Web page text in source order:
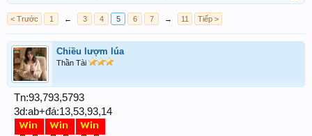
< Trước 1 ← 3 4 5 6 7 → 11 Tiếp >
Chiều lượm lúa
Thần Tài
Tn:93,793,5793
3d:ab+đá:13,53,93,14